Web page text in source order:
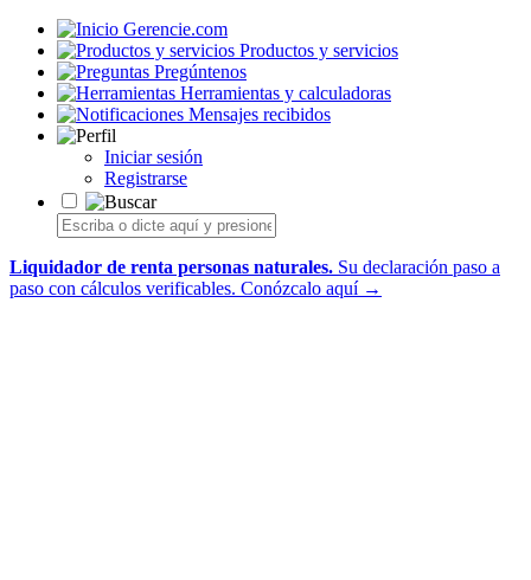
Gerencie.com
Productos y servicios
Pregúntenos
Herramientas y calculadoras
Mensajes recibidos
Iniciar sesión
Registrarse
Liquidador de renta personas naturales. Su declaración paso a
paso con cálculos verificables. Conózcalo aquí →